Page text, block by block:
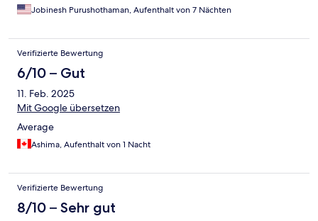
Jobinesh Purushothaman, Aufenthalt von 7 Nächten
Verifizierte Bewertung
6/10 – Gut
11. Feb. 2025
Mit Google übersetzen
Average
Ashima, Aufenthalt von 1 Nacht
Verifizierte Bewertung
8/10 – Sehr gut